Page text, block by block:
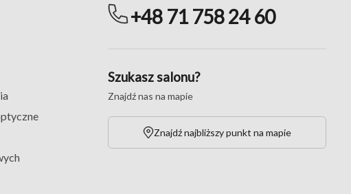
+48 71 758 24 60
Szukasz salonu?
Znajdź nas na mapie
Znajdź najbliższy punkt na mapie